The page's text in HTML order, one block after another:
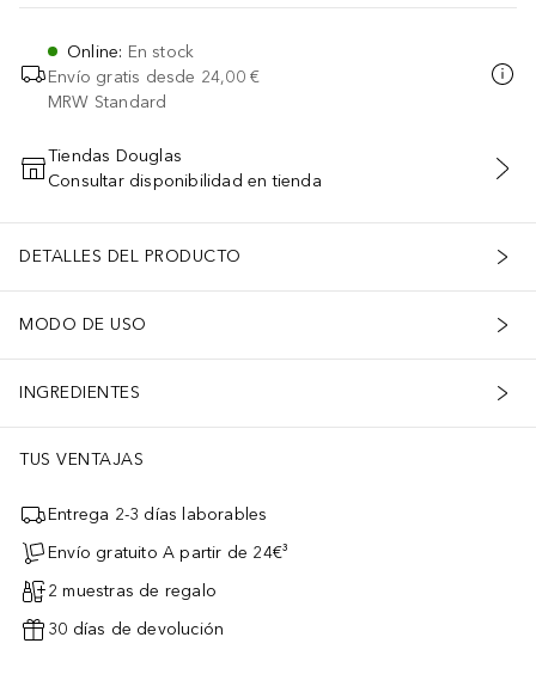
Online: En stock
Envío gratis desde 24,00 €
MRW Standard
AÑADIR AL CARRITO
Tiendas Douglas
Consultar disponibilidad en tienda
DETALLES DEL PRODUCTO
MODO DE USO
INGREDIENTES
TUS VENTAJAS
Entrega 2-3 días laborables
Envío gratuito A partir de 24€³
2 muestras de regalo
30 días de devolución